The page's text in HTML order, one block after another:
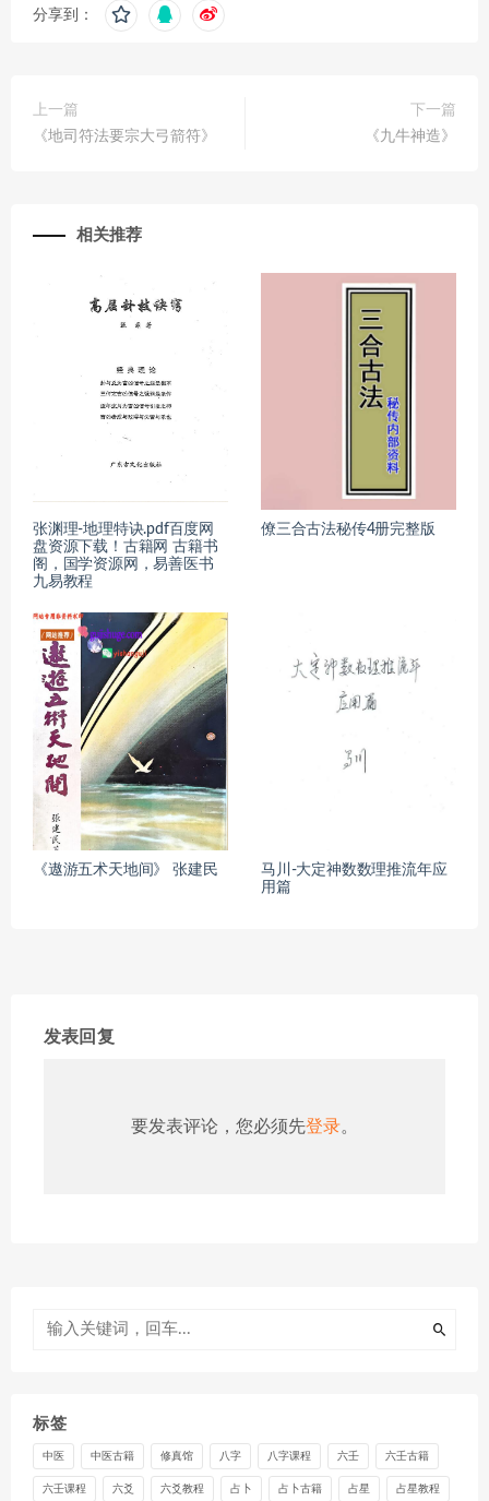
分享到：
上一篇
《地司符法要宗大弓箭符》
下一篇
《九牛神造》
相关推荐
张渊理-地理特诀.pdf百度网
盘资源下载！古籍网 古籍书
阁，国学资源网，易善医书
九易教程
僚三合古法秘传4册完整版
《遨游五术天地间》 张建民
马川-大定神数数理推流年应
用篇
发表回复
要发表评论，您必须先登录。
标签
中医 中医古籍 修真馆 八字 八字课程 六壬 六壬古籍
六壬课程 六爻 六爻教程 占卜 占卜古籍 占星 占星教程